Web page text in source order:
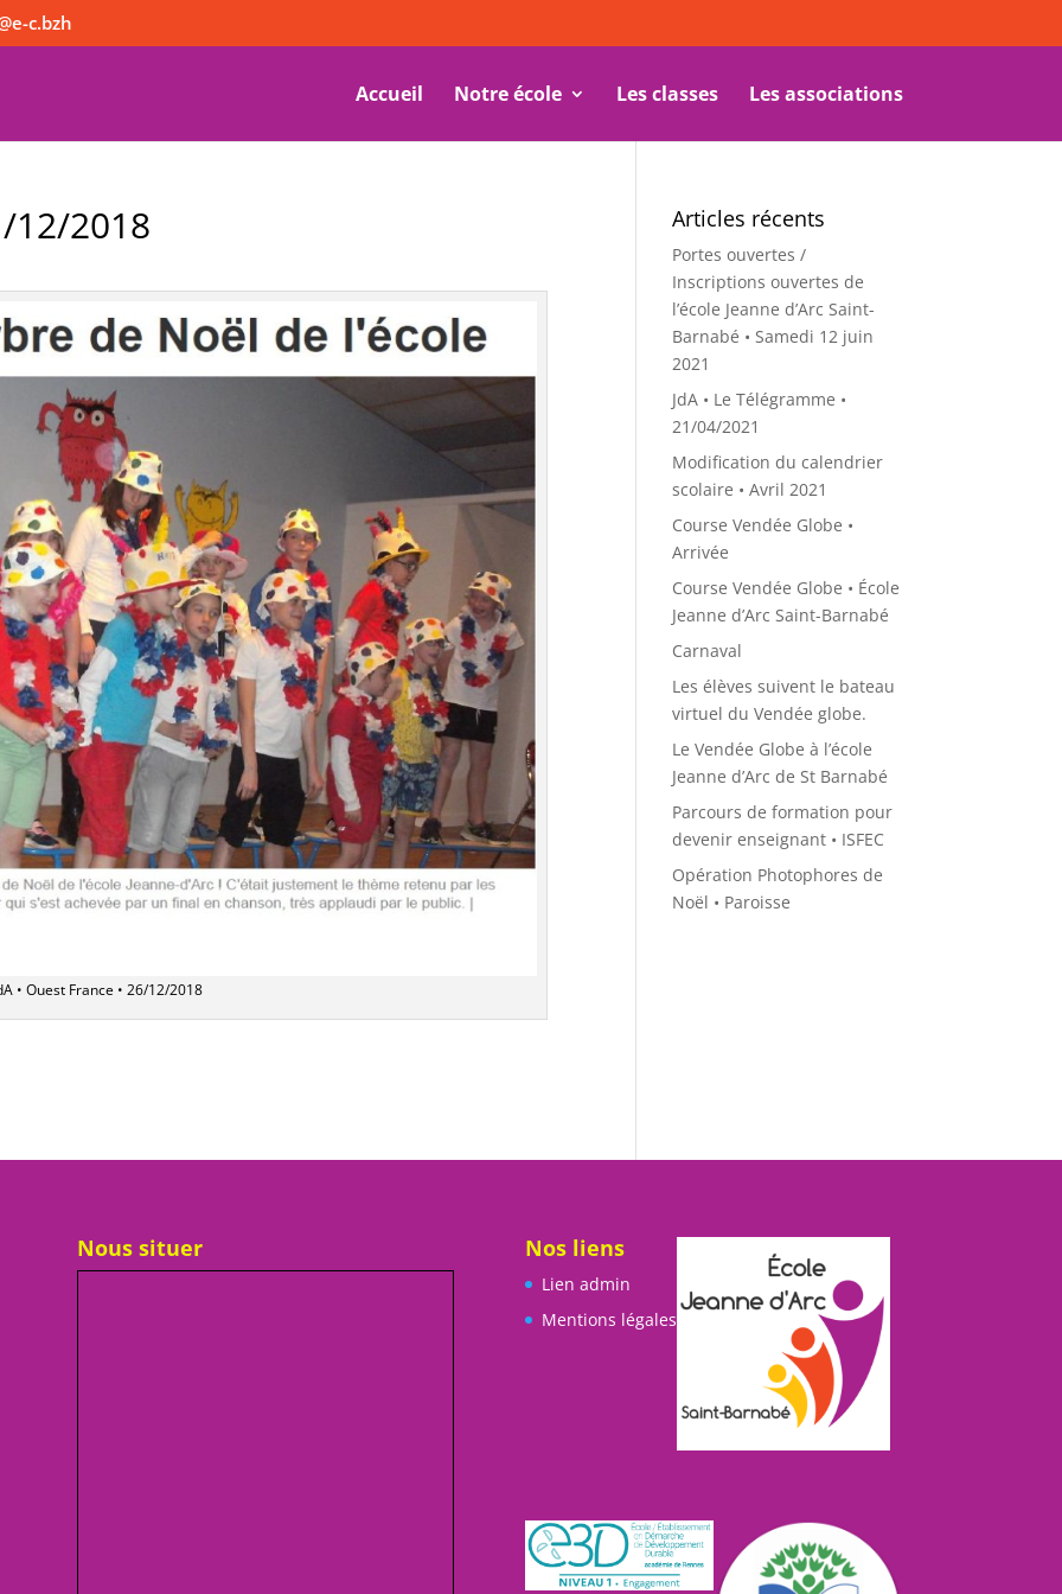
c.bzh
Accueil Notre école Les classes Les associations
12/2018
• Ouest France • 26/12/2018
Articles récents
Portes ouvertes /
Inscriptions ouvertes de
l’école Jeanne d’Arc Saint-
Barnabé • Samedi 12 juin
2021
JdA • Le Télégramme •
21/04/2021
Modification du calendrier
scolaire • Avril 2021
Course Vendée Globe •
Arrivée
Course Vendée Globe • École
Jeanne d’Arc Saint-Barnabé
Carnaval
Les élèves suivent le bateau
virtuel du Vendée globe.
Le Vendée Globe à l’école
Jeanne d’Arc de St Barnabé
Parcours de formation pour
devenir enseignant • ISFEC
Opération Photophores de
Noël • Paroisse
Nous situer Nos liens
Lien admin
Mentions légales